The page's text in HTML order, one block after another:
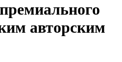
авторским